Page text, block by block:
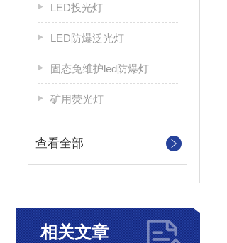
LED投光灯
LED防爆泛光灯
固态免维护led防爆灯
矿用荧光灯
查看全部
相关文章